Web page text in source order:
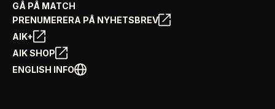
GÅ PÅ MATCH
PRENUMERERA PÅ NYHETSBREV
AIK+
AIK SHOP
ENGLISH INFO